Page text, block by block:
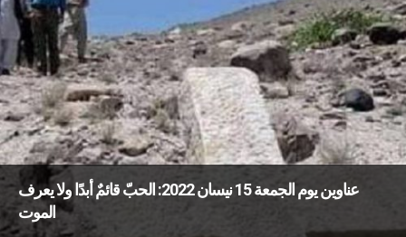
عناوين يوم الجمعة 15 نيسان 2022: الحبّ قائمٌ أبدًا ولا يعرف
الموت